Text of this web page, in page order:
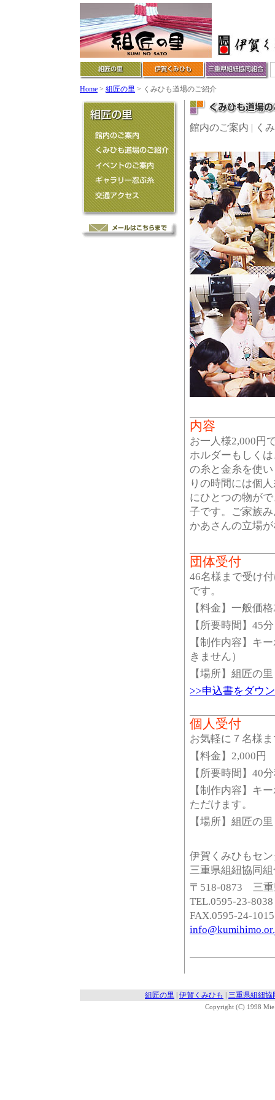
Home > 組匠の里 > くみひも道場のご紹介
館内のご案内 | く
内容
お一人様2,000円
ホルダーもしく
の糸と金糸を使
りの時間には個
にひとつの物が
子です。ご家族
かあさんの立場
団体受付
46名様まで受け
です。
【料金】一般価
【所要時間】45
【制作内容】キ
きません）
【場所】組匠
>>申込書をダウ
個人受付
お気軽に７名様
【料金】2,000円
【所要時間】40
【制作内容】キ
ただけます。
【場所】組匠
伊賀くみひもセ
三重県組紐協同
〒518-0873 三重
TEL.0595-23-8038
FAX.0595-24-1015
組匠の里 伊賀くみひも
三重県組紐協
Copyright (C) 1998